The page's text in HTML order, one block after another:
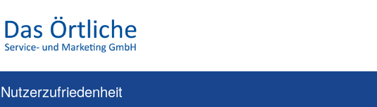
Nutzerzufriedenheit